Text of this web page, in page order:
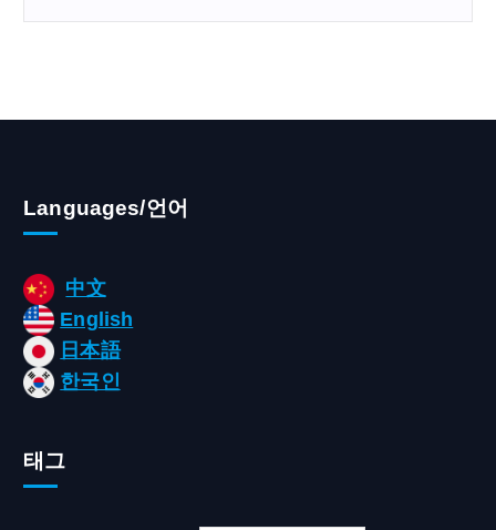
Languages/언어
中文
English
日本語
한국인
태그